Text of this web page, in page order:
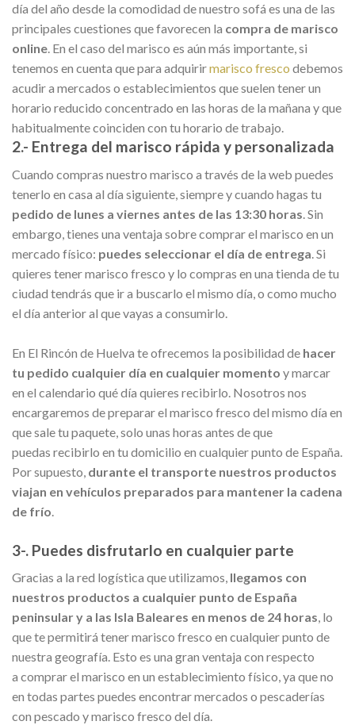
día del año desde la comodidad de nuestro sofá es una de las
principales cuestiones que favorecen la compra de marisco
online. En el caso del marisco es aún más importante, si
tenemos en cuenta que para adquirirmarisco fresco debemos
acudir a mercados o establecimientos que suelen tener un
horario reducido concentrado en las horas de la mañana y que
habitualmente coinciden con tu horario de trabajo.
2.- Entrega del marisco rápida y personalizada
Cuando compras nuestro marisco a través de la web puedes
tenerlo en casa al día siguiente, siempre y cuando hagas tu
pedido de lunes a viernes antes de las 13:30 horas . Sin
embargo, tienes una ventaja sobre comprar el marisco en un
mercado físico: puedes seleccionar el día de entrega . Si
quieres tener marisco fresco y lo compras en una tienda de tu
ciudad tendrás que ir a buscarlo el mismo día, o como mucho
el día anterior al que vayas a consumirlo.
En El Rincón de Huelva te ofrecemos la posibilidad de hacer
tu pedido cualquier día en cualquier momento y marcar
en el calendario qué día quieres recibirlo. Nosotros nos
encargaremos de preparar el marisco fresco del mismo día en
que sale tu paquete, solo unas horas antes de que
puedas recibirlo en tu domicilio en cualquier punto de España.
Por supuesto, durante el transporte nuestros productos
viajan en vehículos preparados para mantener la cadena
de frío
3-. Puedes disfrutarlo en cualquier parte
Gracias a la red logística que utilizamos, llegamos con
nuestros productos a cualquier punto de España
peninsular y a las Isla Baleares en menos de 24 horas, lo
que te permitirá tener marisco fresco en cualquier punto de
nuestra geografía. Esto es una gran ventaja con respecto
a comprar el marisco en un establecimiento físico, ya que no
en todas partes puedes encontrar mercados o pescaderías
con pescado y marisco fresco del día.